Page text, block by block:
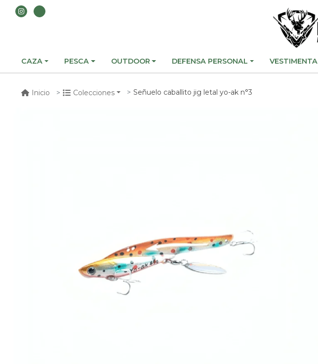
CAZA PESCA OUTDOOR DEFENSA PERSONAL VESTIMENTA
Inicio Colecciones Señuelo caballito jig letal yo-ak n°3